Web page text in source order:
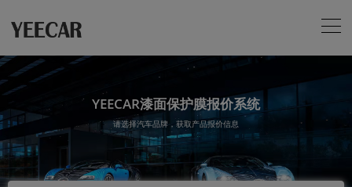
YEECAR漆面保护膜报价系统
请选择汽车品牌，获取产品报价信息